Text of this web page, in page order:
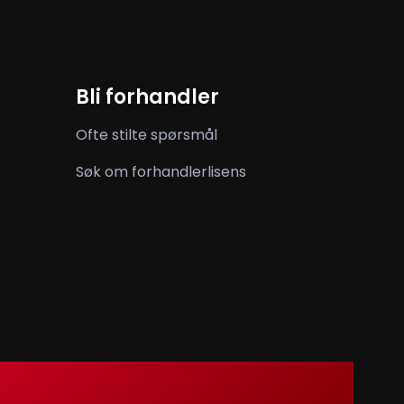
Bli forhandler
Ofte stilte spørsmål
Søk om forhandlerlisens